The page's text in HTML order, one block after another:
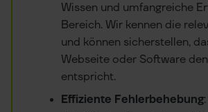
Wissen und umfangreiche
Bereich. Wir kennen die
und können sicherstellen,
Webseite oder Software
entspricht.
Effiziente Fehlerbehebung